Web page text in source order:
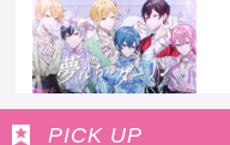
PICK UP